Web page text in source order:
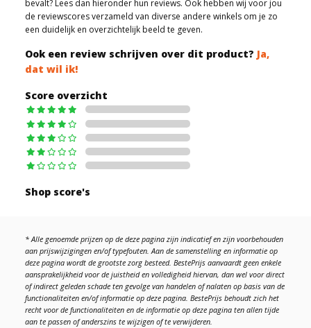
bevalt? Lees dan hieronder hun reviews. Ook hebben wij voor jou
de reviewscores verzameld van diverse andere winkels om je zo
een duidelijk en overzichtelijk beeld te geven.
Ook een review schrijven over dit product? Ja,
dat wil ik!
Score overzicht
Shop score's
* Alle genoemde prijzen op de deze pagina zijn indicatief en zijn voorbehouden
aan prijswijzigingen en/of typefouten. Aan de samenstelling en informatie op
deze pagina wordt de grootste zorg besteed. BestePrijs aanvaardt geen enkele
aansprakelijkheid voor de juistheid en volledigheid hiervan, dan wel voor direct
of indirect geleden schade ten gevolge van handelen of nalaten op basis van de
functionaliteiten en/of informatie op deze pagina. BestePrijs behoudt zich het
recht voor de functionaliteiten en de informatie op deze pagina ten allen tijde
aan te passen of anderszins te wijzigen of te verwijderen.